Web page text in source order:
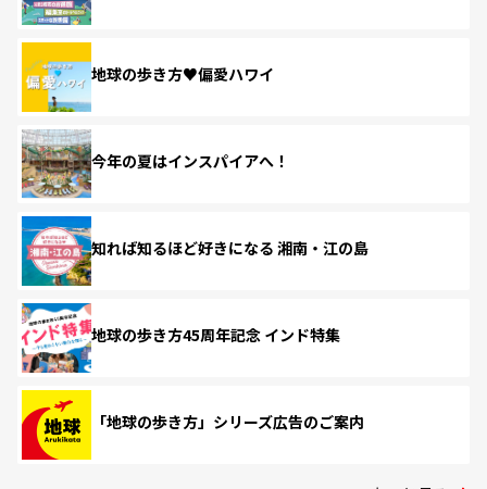
地球の歩き方♥偏愛ハワイ
今年の夏はインスパイアへ！
知れば知るほど好きになる 湘南・江の島
地球の歩き方45周年記念 インド特集
「地球の歩き方」シリーズ広告のご案内